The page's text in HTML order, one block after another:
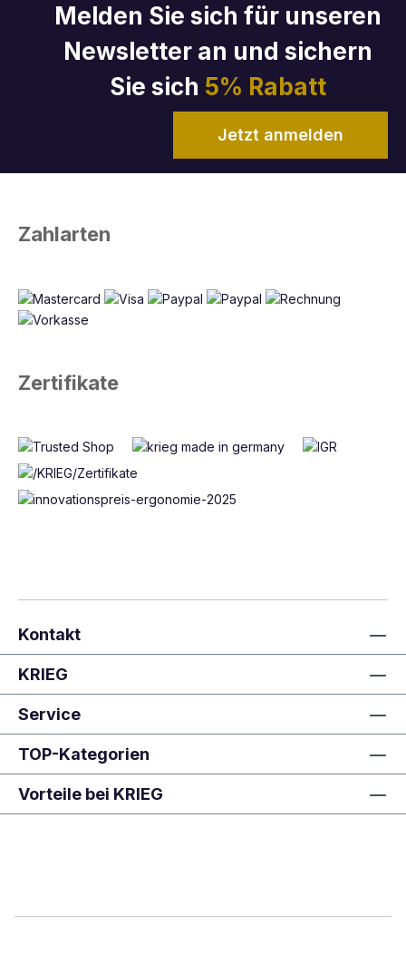
Melden Sie sich für unseren
Newsletter an und sichern
Sie sich 5% Rabatt
Jetzt anmelden
Zahlarten
Zertifikate
Kontakt
KRIEG
Service
TOP-Kategorien
Vorteile bei KRIEG